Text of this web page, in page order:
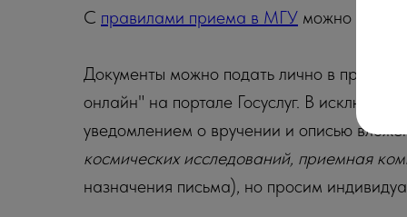
С правилами приема в МГУ можно
Документы можно подать лично в
онлайн" на портале Госуслуг. В
уведомлением о вручении и описью
космических исследований, приемная
назначения письма), но просим